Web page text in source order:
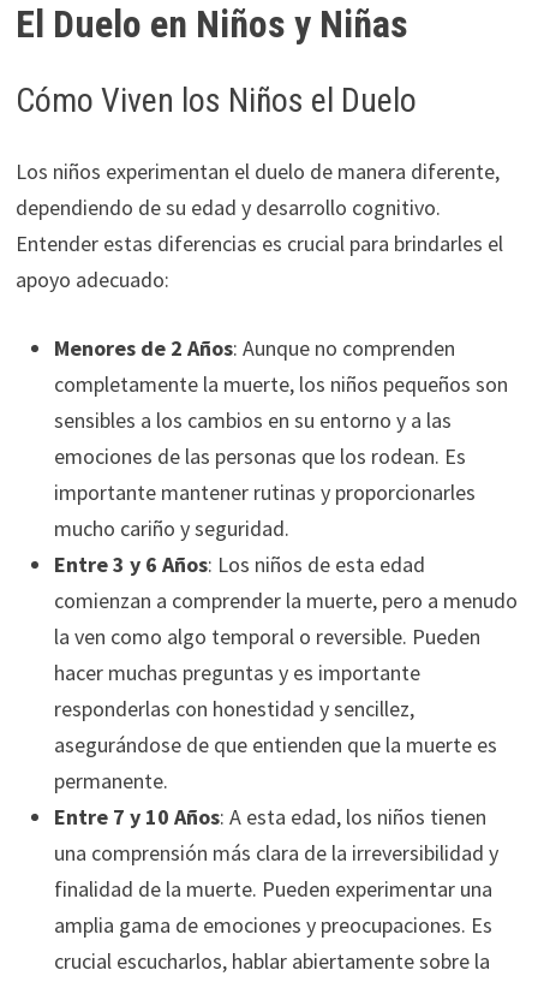
El Duelo en Niños y Niñas
Cómo Viven los Niños el Duelo
Los niños experimentan el duelo de manera diferente,
dependiendo de su edad y desarrollo cognitivo.
Entender estas diferencias es crucial para brindarles el
apoyo adecuado:
Menores de 2 Años: Aunque no comprenden
completamente la muerte, los niños pequeños son
sensibles a los cambios en su entorno y a las
emociones de las personas que los rodean. Es
importante mantener rutinas y proporcionarles
mucho cariño y seguridad.
Entre 3 y 6 Años: Los niños de esta edad
comienzan a comprender la muerte, pero a menudo
la ven como algo temporal o reversible. Pueden
hacer muchas preguntas y es importante
responderlas con honestidad y sencillez,
asegurándose de que entienden que la muerte es
permanente.
Entre 7 y 10 Años: A esta edad, los niños tienen
una comprensión más clara de la irreversibilidad y
finalidad de la muerte. Pueden experimentar una
amplia gama de emociones y preocupaciones. Es
crucial escucharlos, hablar abiertamente sobre la